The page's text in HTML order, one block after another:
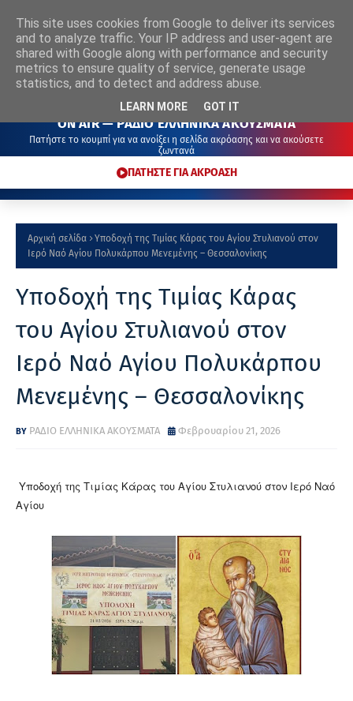
ΡΑΔΙΟ
ΕΛΛΗΝΙΚΑ ΑΚΟΥΣΜΑΤΑ
ON AIR — ΡΑΔΙΟ ΕΛΛΗΝΙΚΑ ΑΚΟΥΣΜΑΤΑ
Πατήστε το κουμπί για να ανοίξει η σελίδα ακρόασης και να ακούσετε
ζωντανά
ΠΑΤΗΣΤΕ ΓΙΑ ΑΚΡΟΑΣΗ
Αρχική σελίδα
Υποδοχή της Τιμίας Κάρας του Αγίου Στυλιανού στον
Ιερό Ναό Αγίου Πολυκάρπου Μενεμένης – Θεσσαλονίκης
Υποδοχή της Τιμίας Κάρας
του Αγίου Στυλιανού στον
Ιερό Ναό Αγίου Πολυκάρπου
Μενεμένης – Θεσσαλονίκης
ΡΑΔΙΟ ΕΛΛΗΝΙΚΑ ΑΚΟΥΣΜΑΤΑ Φεβρουαρίου 21, 2026
Υποδοχή της Τιμίας Κάρας του Αγίου Στυλιανού στον Ιερό Ναό
Αγίου
This site uses cookies from Google to deliver its services
and to analyze traffic. Your IP address and user-agent are
shared with Google along with performance and security
metrics to ensure quality of service, generate usage
statistics, and to detect and address abuse.
LEARN MORE GOT IT